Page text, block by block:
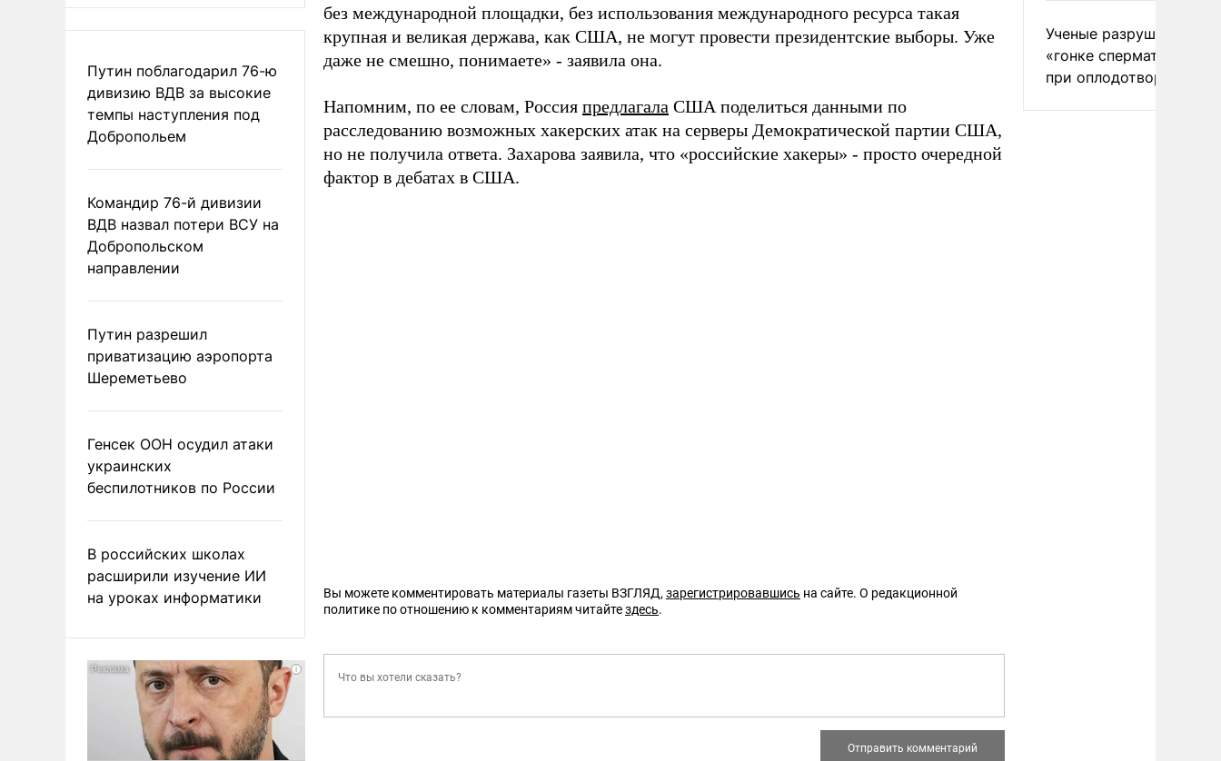
Путин поблагодарил 76-ю
дивизию ВДВ за высокие
темпы наступления под
Добропольем
Командир 76-й дивизии
ВДВ назвал потери ВСУ на
Добропольском
направлении
Путин разрешил
приватизацию аэропорта
Шереметьево
Генсек ООН осудил атаки
украинских
беспилотников по России
В российских школах
расширили изучение ИИ
на уроках информатики
без международной площадки, без использования международного ресурса такая
крупная и великая держава, как США, не могут провести президентские выборы. Уже
даже не смешно, понимаете» - заявила она.
Напомним, по ее словам, Россия предлагала США поделиться данными по
расследованию возможных хакерских атак на серверы Демократической партии США,
но не получила ответа. Захарова заявила, что «российские хакеры» - просто очередной
фактор в дебатах в США.
Вы можете комментировать материалы газеты ВЗГЛЯД, зарегистрировавшись на сайте. О редакционной
политике по отношению к комментариям читайтездесь.
Ученые разрушили миф
«гонке
при оплодотворении